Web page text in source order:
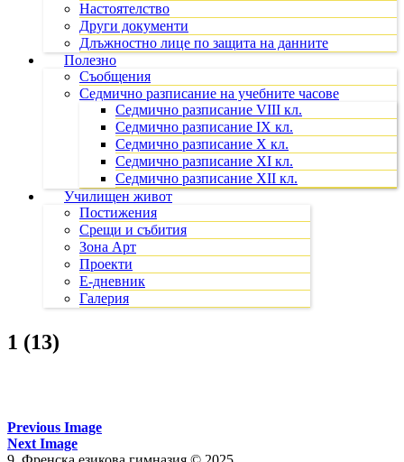
Настоятелство
Други документи
Длъжностно лице по защита на данните
Полезно
Съобщения
Седмично разписание на учебните часове
Седмично разписание VIII кл.
Седмично разписание IX кл.
Седмично разписание X кл.
Седмично разписание XI кл.
Седмично разписание XII кл.
Училищен живот
Постижения
Срещи и събития
Зона Арт
Проекти
Е-дневник
Галерия
1 (13)
Previous Image
Next Image